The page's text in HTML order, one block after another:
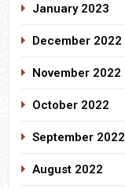
January 2023
December 2022
November 2022
October 2022
September 2022
August 2022